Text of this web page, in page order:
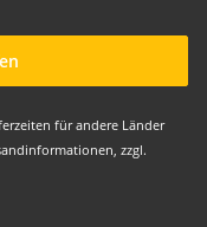
für andere Länder
zzgl.